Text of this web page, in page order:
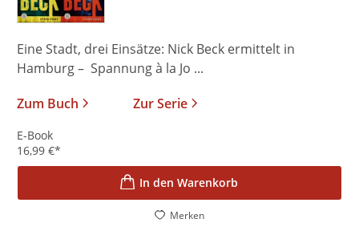
Eine Stadt, drei Einsätze: Nick Beck ermittelt in
Hamburg – Spannung à la Jo ...
Zum Buch
Zur Serie
E-Book
16,99 €*
In den Warenkorb
Merken